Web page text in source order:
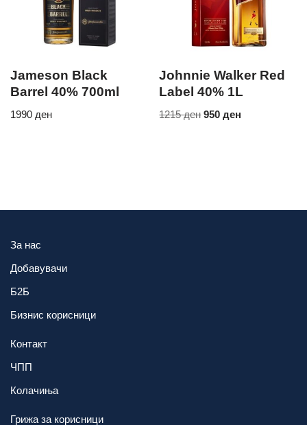
Jameson Black
Barrel 40% 700ml
1990 ден
Johnnie Walker Red
Label 40% 1L
1215ден 950ден
За нас
Добавувачи
Б2Б
Бизнис корисници
Контакт
ЧПП
Колачиња
Грижа за корисници